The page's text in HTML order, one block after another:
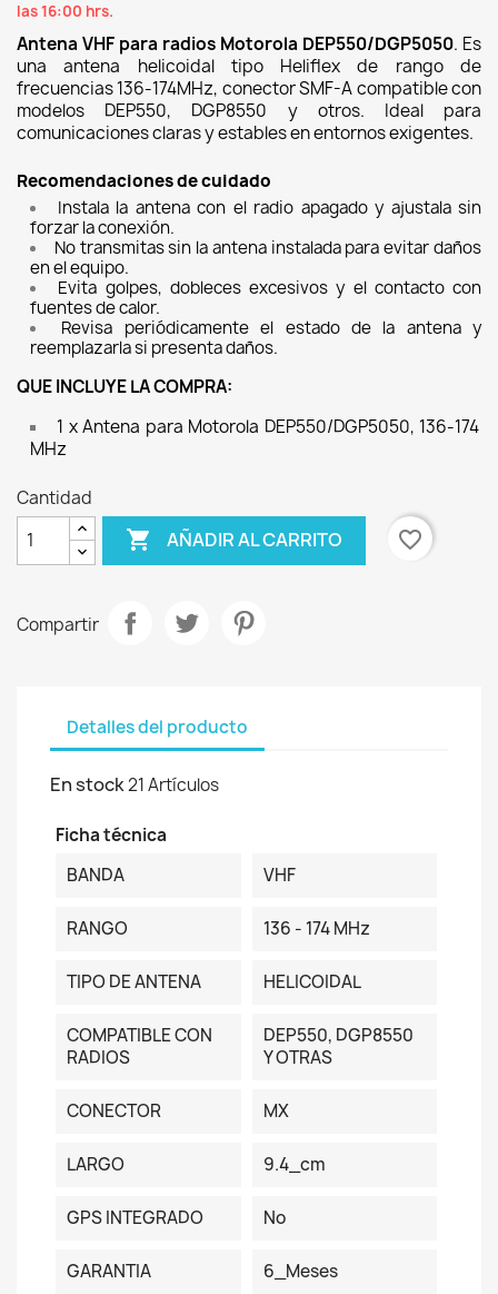
las 16:00 hrs.
Antena VHF para radios Motorola DEP550/DGP5050. Es
una antena helicoidal tipo Heliflex de rango de
frecuencias 136-174MHz, conector SMF-A compatible con
modelos DEP550, DGP8550 y otros. Ideal para
comunicaciones claras y estables en entornos exigentes.
Recomendaciones de cuidado
Instala la antena con el radio apagado y ajustala sin
forzar la conexión.
No transmitas sin la antena instalada para evitar daños
en el equipo.
Evita golpes, dobleces excesivos y el contacto con
fuentes de calor.
Revisa periódicamente el estado de la antena y
reemplazarla si presenta daños.
QUE INCLUYE LA COMPRA:
1 x Antena para Motorola DEP550/DGP5050, 136-174
MHz
Cantidad
 AÑADIR AL CARRITO favorite_border
Compartir
Detalles del producto
En stock21 Artículos
Ficha técnica
BANDA
VHF
RANGO 136 - 174 MHz
TIPO DE ANTENA HELICOIDAL
COMPATIBLE CON
RADIOS
DEP550, DGP8550
Y OTRAS
CONECTOR MX
LARGO 9.4_cm
GPS INTEGRADO No
GARANTIA 6_Meses